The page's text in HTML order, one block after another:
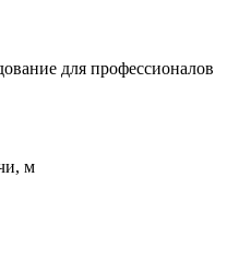
для профессионалов
м